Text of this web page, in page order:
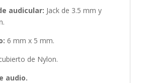
audicular: Jack de 3.5 mm y
6 mm x 5 mm.
de Nylon.
audio.